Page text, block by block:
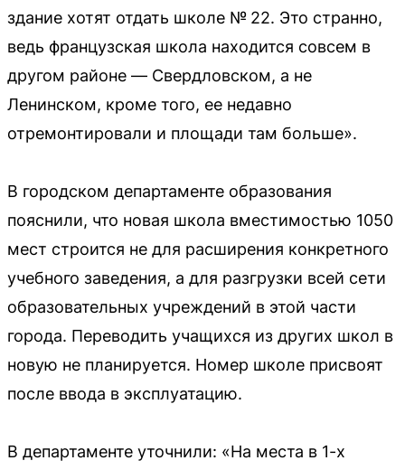
здание хотят отдать школе № 22. Это странно,
ведь французская школа находится совсем в
другом районе — Свердловском, а не
Ленинском, кроме того, ее недавно
отремонтировали и площади там больше».
В городском департаменте образования
пояснили, что новая школа вместимостью 1050
мест строится не для расширения конкретного
учебного заведения, а для разгрузки всей сети
образовательных учреждений в этой части
города. Переводить учащихся из других школ в
новую не планируется. Номер школе присвоят
после ввода в эксплуатацию.
В департаменте уточнили: «На места в 1-х